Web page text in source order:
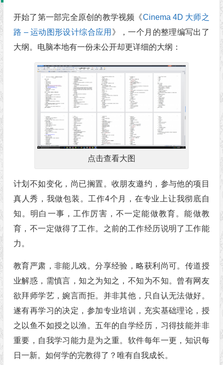
开始了第一部完全原创的教学视频《Cinema 4D 大师之
路 – 运动图形设计综合应用 》，一个月的整理编写出了
大纲。电脑本地有一份未公开却更详细的大纲：
点击查看大图
计划不如变化，尚已搁置。收朋友邀约，参与他的项目
真人秀，我做包装。工作4个月，在专业上让我彻底自
知。明白一事，工作厉害，不一定能做教育。能做教
育，不一定做得了工作。之前的工作经历说明了工作能
力。
教育严肃，非能儿戏。分享经验，略获利尚可。传道授
业解惑，需慎言，知之为知之，不知为不知。曾有网友
欲拜师学艺，婉言而拒。并非其他，只自认无法做好。
遂有再学习的决定，参加专业培训，充实基础理论，授
之以鱼不如授之以渔。五年的自学经历，习得技能并非
重要，自我学习能力是为之重。软件每年一更，知识每
日一新。如何学的完教得了？唯有自我成长。